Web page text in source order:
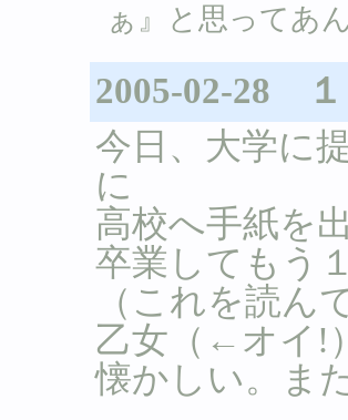
ぁ』と思ってあ
2005-02-28
今日、大学に
に
高校へ手紙を
卒業してもう
（これを読ん
乙女（←オイ!
懐かしい。ま